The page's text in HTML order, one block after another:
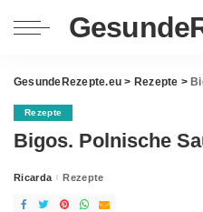
GesundeRezepte.eu > Rezepte >
Rezepte
Bigos. Polnische
Posted
Ricarda Rezepte